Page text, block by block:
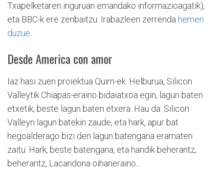
Txapelketaren inguruan emandako informazioagatik),
eta BBC-k ere zenbaitzu. Irabazleen zerrenda hemen
duzue.
Desde America con amor
Iaz hasi zuen proiektua Quim-ek. Helburua, Silicon
Valleytik Chiapas-eraino bidaiatxoa egin, lagun baten
etxetik, beste lagun baten etxera. Hau da: Silicon
Valleyn lagun batekin zaude, eta hark, apur bat
hegoalderago bizi den lagun batengana eramaten
zaitu. Hark, beste batengana, eta handik beherantz,
beherantz, Lacandona oihaneraino...